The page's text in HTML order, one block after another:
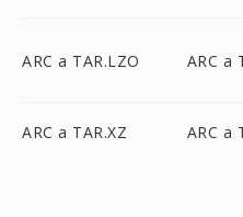
ARC a TAR.LZO ARC a
ARC a TAR.XZ ARC a